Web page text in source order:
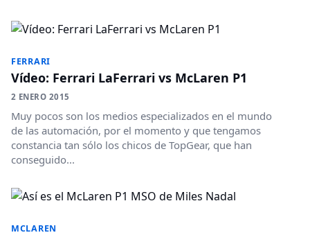
FERRARI
Vídeo: Ferrari LaFerrari vs McLaren P1
2 ENERO 2015
Muy pocos son los medios especializados en el mundo
de las automación, por el momento y que tengamos
constancia tan sólo los chicos de TopGear, que han
conseguido...
MCLAREN